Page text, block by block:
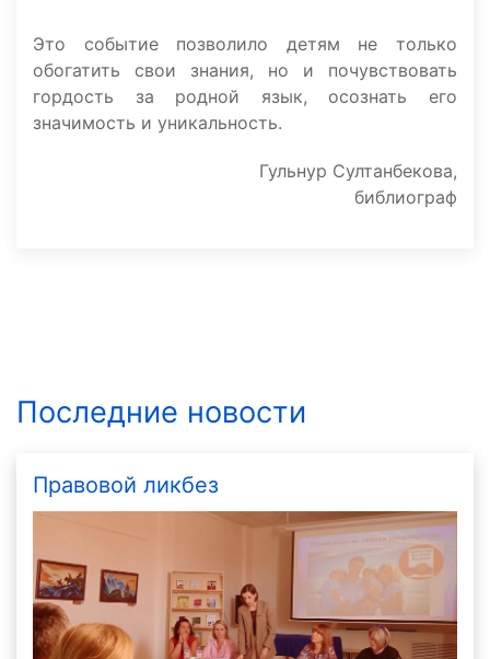
Это событие позволило детям не только
обогатить свои знания, но и почувствовать
гордость за родной язык, осознать его
значимость и уникальность.
Гульнур Султанбекова,
библиограф
Последние новости
Правовой ликбез